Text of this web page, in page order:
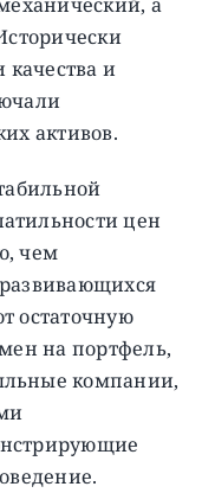
качества и
активов.
цен
чем
остаточную
на портфель,
компании,